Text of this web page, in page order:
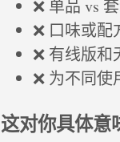
❌ 单品 vs
❌ 口味或配
❌ 有线版和
❌ 为不同
这对你具体意